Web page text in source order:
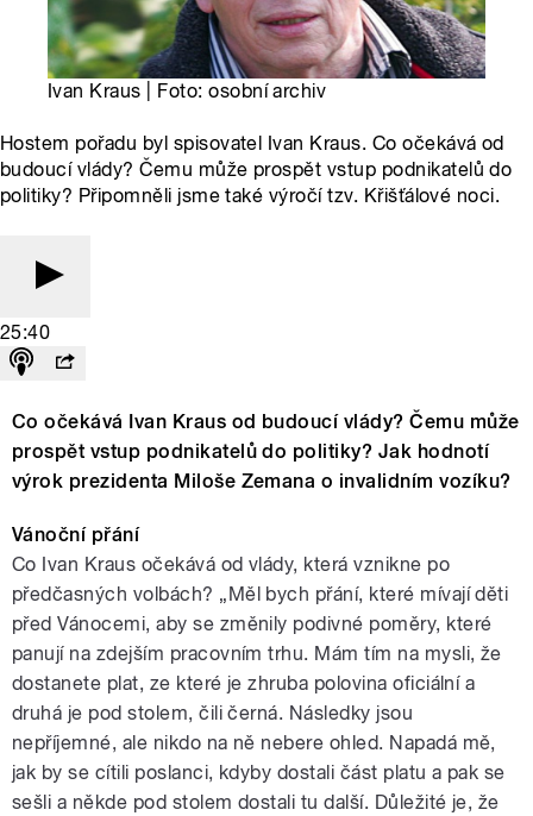
Ivan Kraus | Foto: osobní archiv
Hostem pořadu byl spisovatel Ivan Kraus. Co očekává od
budoucí vlády? Čemu může prospět vstup podnikatelů do
politiky? Připomněli jsme také výročí tzv. Křišťálové noci.
25:40
Co očekává Ivan Kraus od budoucí vlády? Čemu může
prospět vstup podnikatelů do politiky? Jak hodnotí
výrok prezidenta Miloše Zemana o invalidním vozíku?
Vánoční přání
Co Ivan Kraus očekává od vlády, která vznikne po
předčasných volbách? „Měl bych přání, které mívají děti
před Vánocemi, aby se změnily podivné poměry, které
panují na zdejším pracovním trhu. Mám tím na mysli, že
dostanete plat, ze které je zhruba polovina oficiální a
druhá je pod stolem, čili černá. Následky jsou
nepříjemné, ale nikdo na ně nebere ohled. Napadá mě,
jak by se cítili poslanci, kdyby dostali část platu a pak se
sešli a někde pod stolem dostali tu další. Důležité je, že